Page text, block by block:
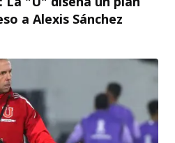
a Alexis Sánchez